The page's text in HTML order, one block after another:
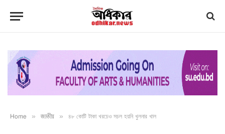
Home » জাতীয় » ৪৮ কোটি টাকা খরচেও সচল হয়নি খুলনার খাল